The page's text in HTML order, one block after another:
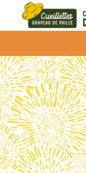
Panneau de gestion